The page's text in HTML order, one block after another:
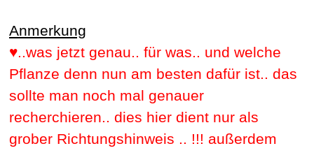
Anmerkung
♥..was jetzt genau.. für was.. und welche
Pflanze denn nun am besten dafür ist.. das
sollte man noch mal genauer
recherchieren.. dies hier dient nur als
grober Richtungshinweis .. !!! außerdem